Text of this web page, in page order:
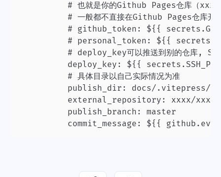
# 也就是你的Github Pages仓库（
# 一般都不直接在Github Pages仓库开
# github_token: ${{
# personal_token: ${{
# deploy_key可以推送到别的仓库,
deploy_key: ${{
          # 具体目录以自己实际情况为准
publish_dir: docs/.vitepress/
external_repository: xxxx/
          publish_branch: master
commit_message: ${{